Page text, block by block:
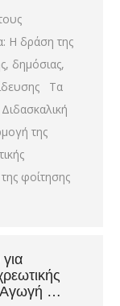
Η δράση της
δημόσιας,
Τα
της
φοίτησης
Αγωγή …